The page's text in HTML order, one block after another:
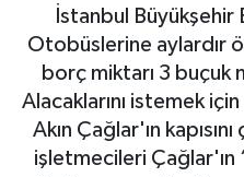
İstanbul
Otobüslerine aylardır
borç miktarı 3 buçuk
Alacaklarını istemek
Akın Çağlar'ın
işletmecileri
Otovitrin
Asayiş
Magazin
Haber Arşivi